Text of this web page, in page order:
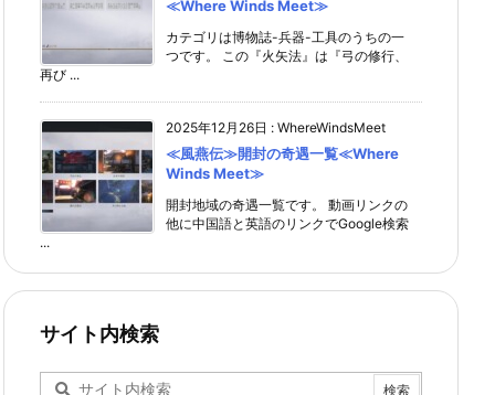
≪Where Winds Meet≫
カテゴリは博物誌-兵器-工具のうちの一
つです。 この『火矢法』は『弓の修行、
再び ...
2025年12月26日 : WhereWindsMeet
≪風燕伝≫開封の奇遇一覧≪Where
Winds Meet≫
開封地域の奇遇一覧です。 動画リンクの
他に中国語と英語のリンクでGoogle検索
...
サイト内検索